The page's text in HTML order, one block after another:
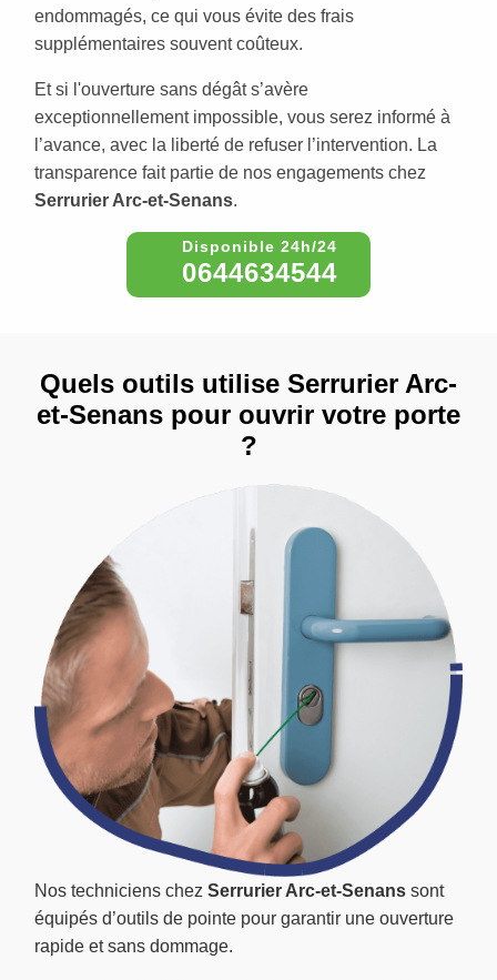
endommagés, ce qui vous évite des frais
supplémentaires souvent coûteux.
Et si l'ouverture sans dégât s’avère
exceptionnellement impossible, vous serez informé à
l’avance, avec la liberté de refuser l’intervention. La
transparence fait partie de nos engagements chez
Serrurier Arc-et-Senans.
0644634544
Nos techniciens chez Serrurier Arc-et-Senans sont
équipés d’outils de pointe pour garantir une ouverture
rapide et sans dommage.
Quels outils utilise Serrurier Arc-
et-Senans pour ouvrir votre porte
?